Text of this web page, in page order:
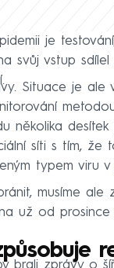
je
svůj vstup
Situace je ale
několika
síti s tím, že
typem viru
musíme ale
už od prosince
brali zprávy o